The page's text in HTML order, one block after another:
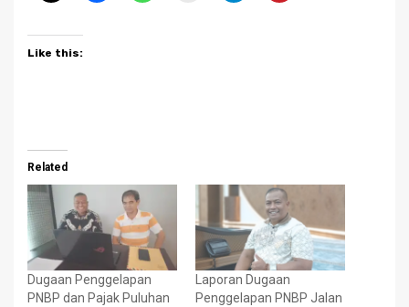
Like this:
Related
Dugaan Penggelapan
PNBP dan Pajak Puluhan
Laporan Dugaan
Penggelapan PNBP Jalan